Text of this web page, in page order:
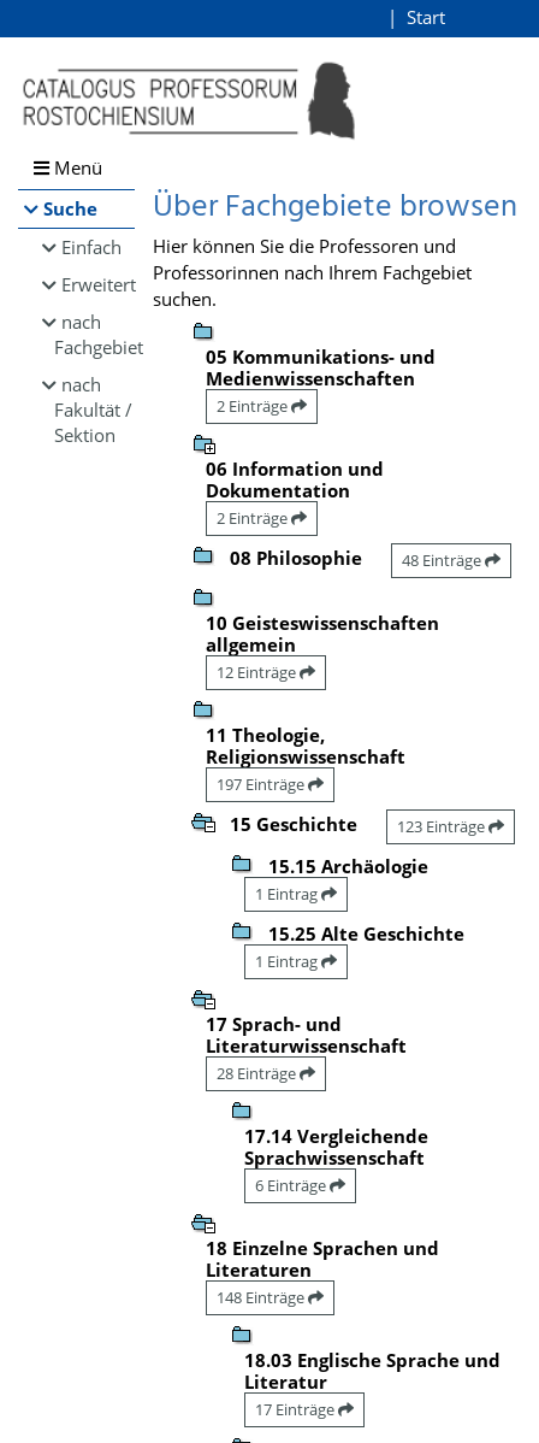
Browsen
direkt zum Inhalt
Start
Menü
Suche
Einfach
Erweitert
nach
Fachgebiet
nach
Fakultät /
Sektion
Über Fachgebiete browsen
Hier können Sie die Professoren und
Professorinnen nach Ihrem Fachgebiet
suchen.
05 Kommunikations- und
Medienwissenschaften
2 Einträge
06 Information und
Dokumentation
2 Einträge
08 Philosophie 48 Einträge
10 Geisteswissenschaften
allgemein
12 Einträge
11 Theologie,
Religionswissenschaft
197 Einträge
15 Geschichte 123 Einträge
15.15 Archäologie
1 Eintrag
15.25 Alte Geschichte
1 Eintrag
17 Sprach- und
Literaturwissenschaft
28 Einträge
17.14 Vergleichende
Sprachwissenschaft
6 Einträge
18 Einzelne Sprachen und
Literaturen
148 Einträge
18.03 Englische Sprache und
Literatur
17 Einträge